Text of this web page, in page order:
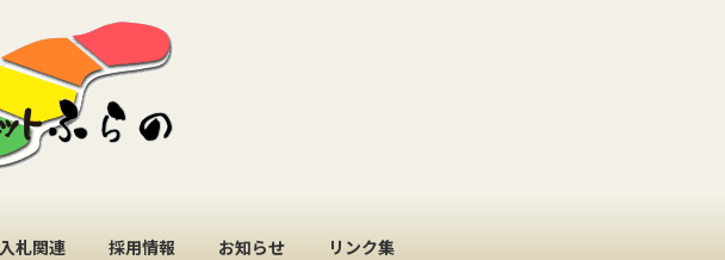
入札関連 採用情報 お知らせ リンク集